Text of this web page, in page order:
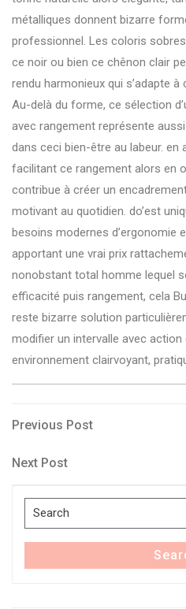
métalliques donnent bizarre
professionnel. Les coloris
ce noir ou bien ce chênon clair
rendu harmonieux qui s’adapte
Au-delà du forme, ce sélection
avec rangement représente
dans ceci bien-être au labeur. en
facilitant ce rangement alors en
contribue à créer un
motivant au quotidien. do’est
besoins modernes d’ergonomie
apportant une vrai prix
nonobstant total homme lequel
efficacité puis rangement, cela
reste bizarre solution
modifier un intervalle avec action
environnement clairvoyant,
Post
navigation
Previous
Previous Post
Next
Next Post
Search
for: